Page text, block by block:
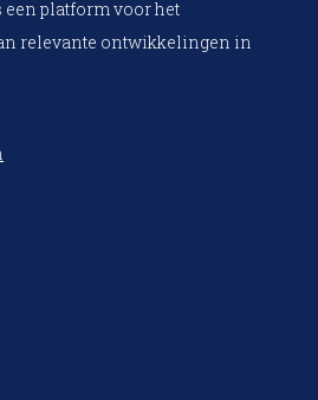
platform voor het
relevante ontwikkelingen in